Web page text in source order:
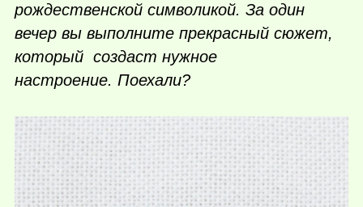
рождественской символикой. За один
вечер вы выполните прекрасный сюжет,
который создаст нужное
настроение. Поехали?